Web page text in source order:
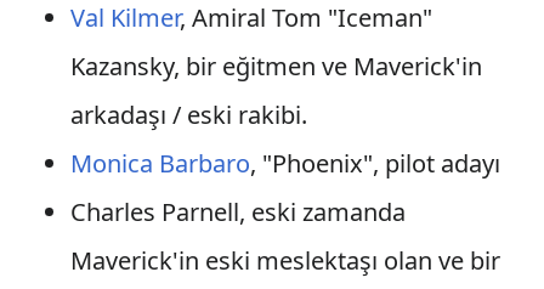
Val Kilmer, Amiral Tom "Iceman"
Kazansky, bir eğitmen ve Maverick'in
arkadaşı / eski rakibi.
Monica Barbaro, "Phoenix", pilot adayı
Charles Parnell, eski zamanda
Maverick'in eski meslektaşı olan ve bir